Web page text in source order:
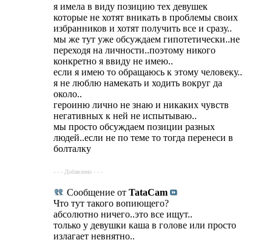
я имела в виду позицию тех девушек
которые не хотят вникать в проблемы своих
избранников и хотят получить все и сразу..
мы же тут уже обсуждаем гипотетически..не
переходя на личности..поэтому никого
конкретно я ввиду не имею..
если я имею то обращаюсь к этому человеку..
я не люблю намекать и ходить вокруг да
около..
героиню лично не знаю и никаких чувств
негативных к ней не испытываю..
мы просто обсуждаем позиции разных
людей..если не по теме то тогда перенеси в
болталку
- - - Добавлено - - -
Сообщение от TataCam
Что тут такого вопиющего?
абсолютно ничего..это все ищут..
только у девушки каша в голове или просто
излагает невнятно..